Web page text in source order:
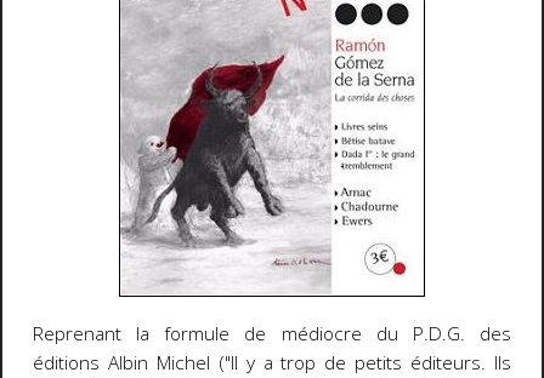
Reprenant la formule de médiocre du P.D.G. des
éditions Albin Michel ("Il y a trop de petits éditeurs. Ils